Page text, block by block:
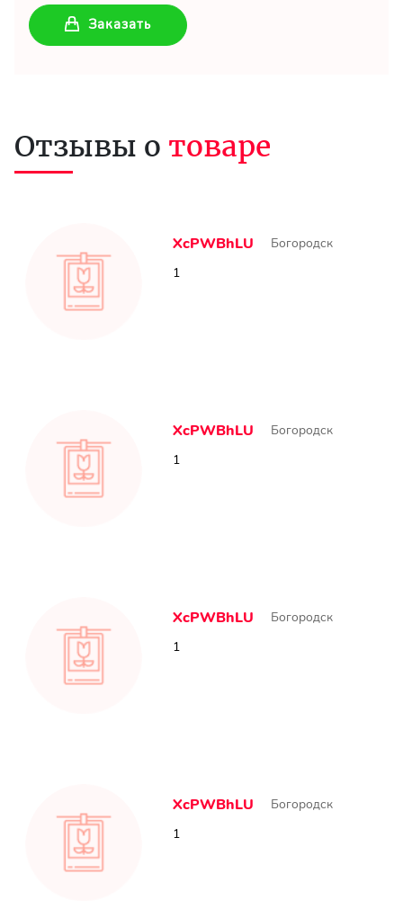
Заказать
Отзывы о товаре
XcPWBhLU
Богородск
1
XcPWBhLU
Богородск
1
XcPWBhLU
Богородск
1
XcPWBhLU
Богородск
1